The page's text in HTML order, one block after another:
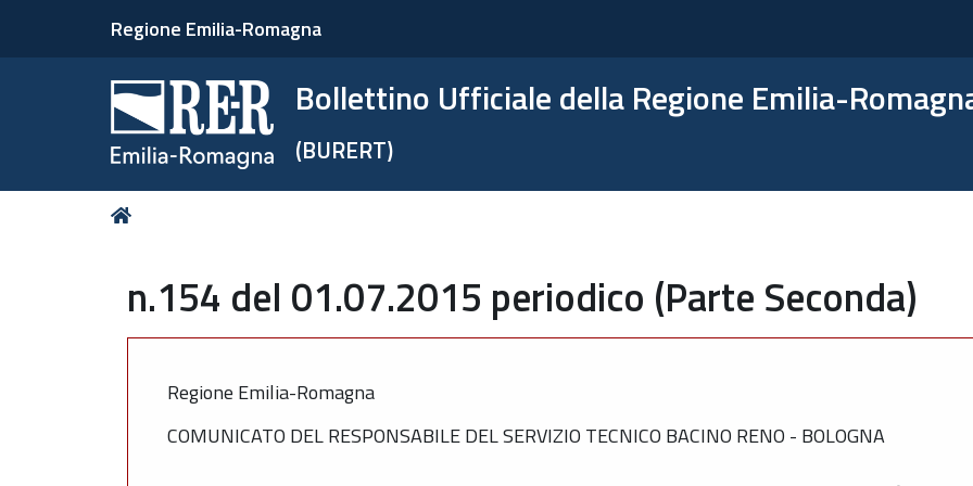
Regione Emilia-Romagna
Bollettino Ufficiale della Regione Emilia-
(BURERT)
Tu
n.154 del 01.07.2015 periodico (Parte Seconda)
Regione Emilia-Romagna
COMUNICATO DEL RESPONSABILE DEL SERVIZIO TECNICO BACINO RENO - BOLOGNA